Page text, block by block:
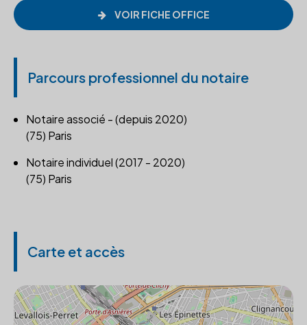
VOIR FICHE OFFICE
Parcours professionnel du notaire
Notaire associé - (depuis 2020)
(75) Paris
Notaire individuel (2017 - 2020)
(75) Paris
Carte et accès